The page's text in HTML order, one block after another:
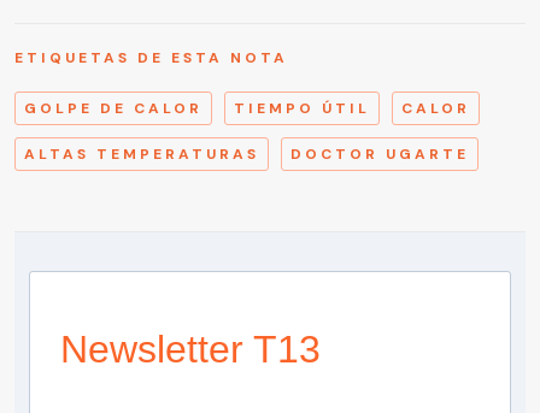
ETIQUETAS DE ESTA NOTA
GOLPE DE CALOR TIEMPO ÚTIL CALOR
ALTAS TEMPERATURAS DOCTOR UGARTE
Newsletter T13